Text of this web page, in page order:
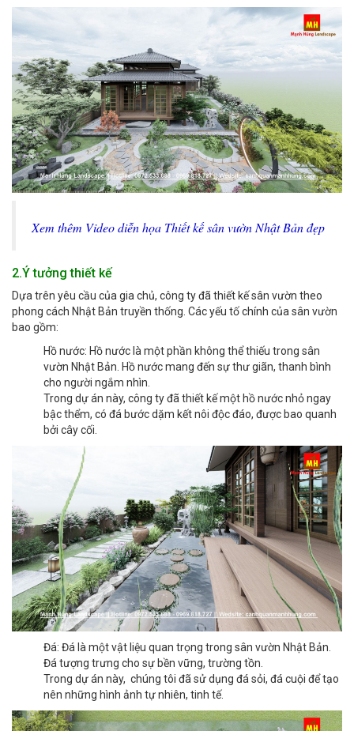
Xem thêm Video diễn họa Thiết kế sân vườn Nhật Bản đẹp
2.Ý tưởng thiết kế
Dựa trên yêu cầu của gia chủ, công ty đã thiết kế sân vườn theo
phong cách Nhật Bản truyền thống. Các yếu tố chính của sân vườn
bao gồm:
Hồ nước: Hồ nước là một phần không thể thiếu trong sân
vườn Nhật Bản. Hồ nước mang đến sự thư giãn, thanh bình
cho người ngắm nhìn.
Trong dự án này, công ty đã thiết kế một hồ nước nhỏ ngay
bậc thểm, có đá bước dặm kết nôi độc đáo, được bao quanh
bởi cây cối.
Đá: Đá là một vật liệu quan trọng trong sân vườn Nhật Bản.
Đá tượng trưng cho sự bền vững, trường tồn.
Trong dự án này, chúng tôi đã sử dụng đá sỏi, đá cuội để tạo
nên những hình ảnh tự nhiên, tinh tế.